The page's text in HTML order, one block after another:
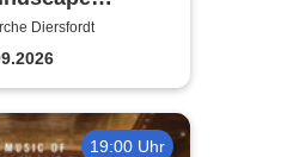
Diersfordt
19:00 Uhr